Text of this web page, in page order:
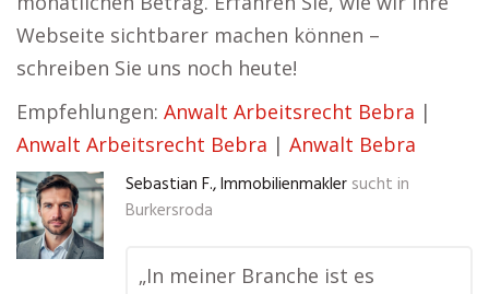
Webseite sichtbarer machen können –
schreiben Sie uns noch heute!
Empfehlungen: Anwalt Arbeitsrecht Bebra |
Anwalt Arbeitsrecht Bebra | Anwalt Bebra
Sebastian F., Immobilienmakler sucht in
Burkersroda
„In meiner Branche ist es